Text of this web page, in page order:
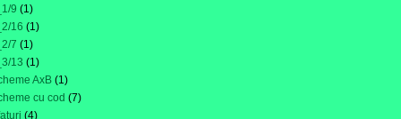
9 (1)
16 (1)
7 (1)
13 (1)
AxB (1)
cu cod (7)
(4)